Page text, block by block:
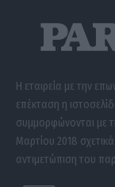
Η εταιρεία με την
επέκταση η
συμμορφώνονται με
Μαρτίου 2018
αντιμετώπιση του